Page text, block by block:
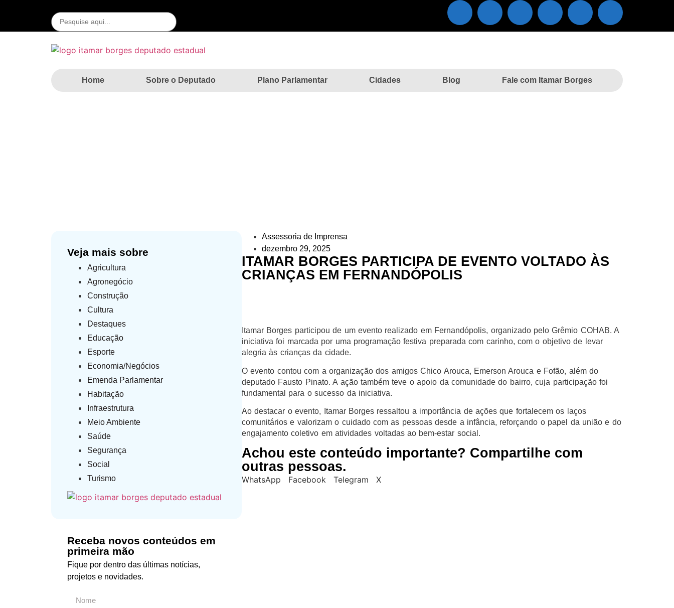
Home Sobre o Deputado Plano Parlamentar Cidades Blog Fale com Itamar Borges
Veja mais sobre
Agricultura
Agronegócio
Construção
Cultura
Destaques
Educação
Esporte
Economia/Negócios
Emenda Parlamentar
Habitação
Infraestrutura
Meio Ambiente
Saúde
Segurança
Social
Turismo
Receba novos conteúdos em
primeira mão
Fique por dentro das últimas notícias,
projetos e novidades.
Assessoria de Imprensa
dezembro 29, 2025
ITAMAR BORGES PARTICIPA DE EVENTO VOLTADO ÀS
CRIANÇAS EM FERNANDÓPOLIS
Itamar Borges participou de um evento realizado em Fernandópolis, organizado pelo Grêmio COHAB. A
iniciativa foi marcada por uma programação festiva preparada com carinho, com o objetivo de levar
alegria às crianças da cidade.
O evento contou com a organização dos amigos Chico Arouca, Emerson Arouca e Fofão, além do
deputado Fausto Pinato. A ação também teve o apoio da comunidade do bairro, cuja participação foi
fundamental para o sucesso da iniciativa.
Ao destacar o evento, Itamar Borges ressaltou a importância de ações que fortalecem os laços
comunitários e valorizam o cuidado com as pessoas desde a infância, reforçando o papel da união e do
engajamento coletivo em atividades voltadas ao bem-estar social.
Achou este conteúdo importante? Compartilhe com
outras pessoas.
WhatsApp Facebook Telegram X